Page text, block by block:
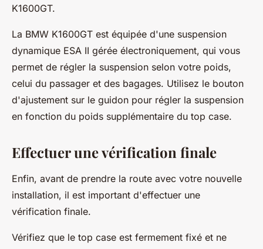
K1600GT.
La BMW K1600GT est équipée d'une suspension
dynamique ESA II gérée électroniquement, qui vous
permet de régler la suspension selon votre poids,
celui du passager et des bagages. Utilisez le bouton
d'ajustement sur le guidon pour régler la suspension
en fonction du poids supplémentaire du top case.
Effectuer une vérification finale
Enfin, avant de prendre la route avec votre nouvelle
installation, il est important d'effectuer une
vérification finale.
Vérifiez que le top case est fermement fixé et ne